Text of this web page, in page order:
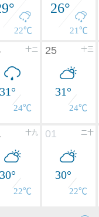
22℃
26°
21℃
十二
31°
24℃
十三
25
31°
24℃
十九
30°
22℃
二十
01
30°
22℃